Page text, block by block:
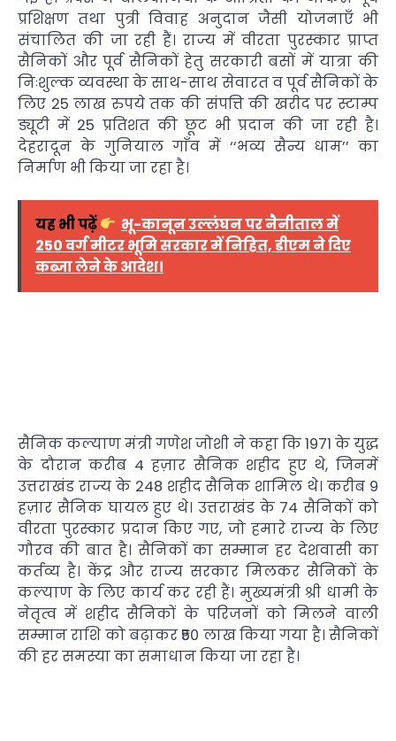
प्रशिक्षण तथा पुत्री विवाह अनुदान जैसी योजनाएँ भी
संचालित की जा रही हैं। राज्य में वीरता पुरस्कार प्राप्त
सैनिकों और पूर्व सैनिकों हेतु सरकारी बसों में यात्रा की
निःशुल्क व्यवस्था के साथ-साथ सेवारत व पूर्व सैनिकों के
लिए 25 लाख रुपये तक की संपत्ति की खरीद पर स्टाम्प
ड्यूटी में 25 प्रतिशत की छूट भी प्रदान की जा रही है।
देहरादून के गुनियाल गाँव में ‘‘भव्य सैन्य धाम’’ का
निर्माण भी किया जा रहा है।
यह भी पढ़ें
भू-कानून उल्लंघन पर नैनीताल में
250 वर्ग मीटर भूमि सरकार में निहित, डीएम ने दिए
कब्जा लेने के आदेश।
सैनिक कल्याण मंत्री गणेश जोशी ने कहा कि 1971 के युद्ध
के दौरान करीब 4 हज़ार सैनिक शहीद हुए थे, जिनमें
उत्तराखंड राज्य के 248 शहीद सैनिक शामिल थे। करीब 9
हज़ार सैनिक घायल हुए थे। उत्तराखंड के 74 सैनिकों को
वीरता पुरस्कार प्रदान किए गए, जो हमारे राज्य के लिए
गौरव की बात है। सैनिकों का सम्मान हर देशवासी का
कर्तव्य है। केंद्र और राज्य सरकार मिलकर सैनिकों के
कल्याण के लिए कार्य कर रही हैं। मुख्यमंत्री श्री धामी के
नेतृत्व में शहीद सैनिकों के परिजनों को मिलने वाली
सम्मान राशि को बढ़ाकर ₹50 लाख किया गया है। सैनिकों
की हर समस्या का समाधान किया जा रहा है।